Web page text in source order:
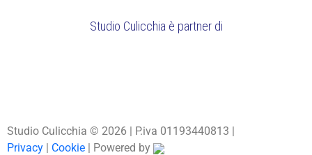
Studio Culicchia è partner di
Studio Culicchia © 2026 | P.iva 01193440813 |
Privacy | Cookie | Powered by